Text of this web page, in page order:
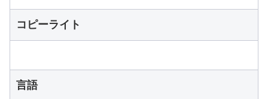
コピーライト
言語